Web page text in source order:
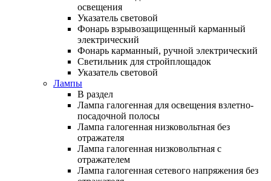
освещения
Указатель световой
Фонарь взрывозащищенный карманный
электрический
Фонарь карманный, ручной электрический
Светильник для стройплощадок
Указатель световой
Лампы
В раздел
Лампа галогенная для освещения взлетно-
посадочной полосы
Лампа галогенная низковольтная без
отражателя
Лампа галогенная низковольтная с
отражателем
Лампа галогенная сетевого напряжения без